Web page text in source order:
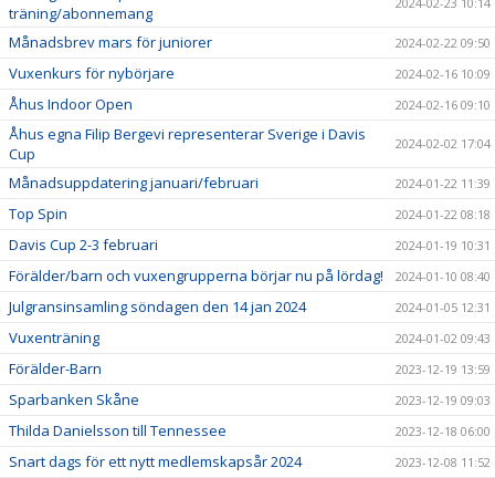
träning/abonnemang
Månadsbrev mars för juniorer 2024-02-22 09:50
Vuxenkurs för nybörjare 2024-02-16 10:09
Åhus Indoor Open 2024-02-16 09:10
Åhus egna Filip Bergevi representerar Sverige i Davis
Cup
2024-02-02 17:04
Månadsuppdatering januari/februari 2024-01-22 11:39
Top Spin 2024-01-22 08:18
Davis Cup 2-3 februari 2024-01-19 10:31
Förälder/barn och vuxengrupperna börjar nu på lördag! 2024-01-10 08:40
Julgransinsamling söndagen den 14 jan 2024 2024-01-05 12:31
Vuxenträning 2024-01-02 09:43
Förälder-Barn 2023-12-19 13:59
Sparbanken Skåne 2023-12-19 09:03
Thilda Danielsson till Tennessee 2023-12-18 06:00
Snart dags för ett nytt medlemskapsår 2024 2023-12-08 11:52